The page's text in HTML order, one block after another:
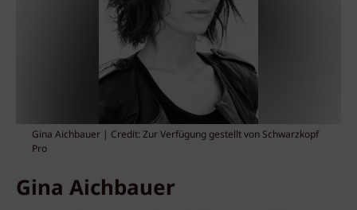
Gina Aichbauer | Credit: Zur Verfügung gestellt von Schwarzkopf
Pro
Gina Aichbauer